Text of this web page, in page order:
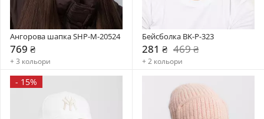
Ангорова шапка SHP-M-20524
769 ₴
+ 3 кольори
Бейсболка BK-P-323
281 ₴ 469 ₴
+ 2 кольори
- 15%